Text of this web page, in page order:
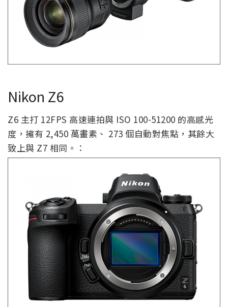
Nikon Z6
Z6 主打 12FPS 高速連拍與 ISO 100-51200 的高感光
度，擁有 2,450 萬畫素、 273 個自動對焦點，其餘大
致上與 Z7 相同。：